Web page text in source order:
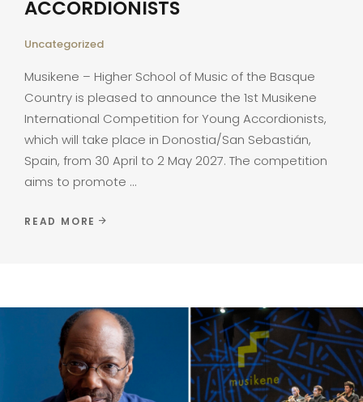
ACCORDIONISTS
Uncategorized
Musikene – Higher School of Music of the Basque
Country is pleased to announce the 1st Musikene
International Competition for Young Accordionists,
which will take place in Donostia/San Sebastián,
Spain, from 30 April to 2 May 2027. The competition
aims to promote
READ MORE